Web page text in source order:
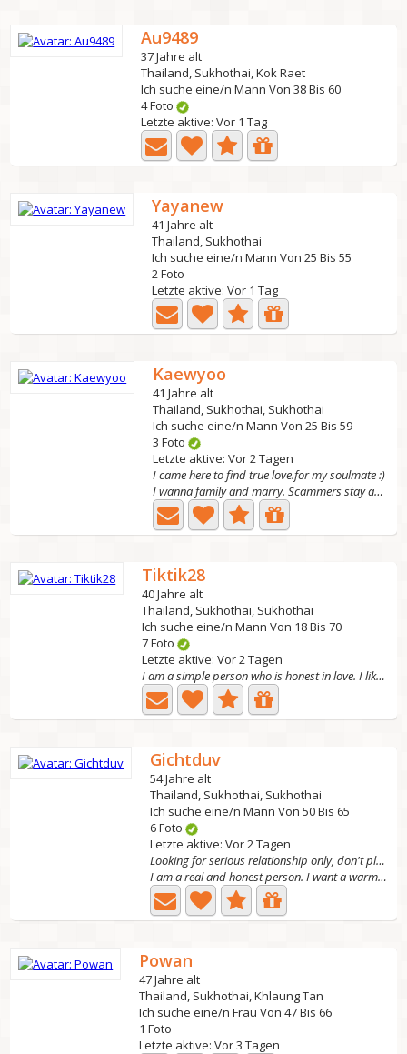
Au9489
37 Jahre alt
Thailand, Sukhothai, Kok Raet
Ich suche eine/n Mann Von 38 Bis 60
4 Foto
Letzte aktive: Vor 1 Tag
Yayanew
41 Jahre alt
Thailand, Sukhothai
Ich suche eine/n Mann Von 25 Bis 55
2 Foto
Letzte aktive: Vor 1 Tag
Kaewyoo
41 Jahre alt
Thailand, Sukhothai, Sukhothai
Ich suche eine/n Mann Von 25 Bis 59
3 Foto
Letzte aktive: Vor 2 Tagen
I came here to find true love.for my soulmate :)
I wanna family and marry. Scammers stay away.
Tiktik28
40 Jahre alt
Thailand, Sukhothai, Sukhothai
Ich suche eine/n Mann Von 18 Bis 70
7 Foto
Letzte aktive: Vor 2 Tagen
I am a simple person who is honest in love. I like to...
Gichtduv
54 Jahre alt
Thailand, Sukhothai, Sukhothai
Ich suche eine/n Mann Von 50 Bis 65
6 Foto
Letzte aktive: Vor 2 Tagen
Looking for serious relationship only, don't play
I am a real and honest person. I want a warm family who...
Powan
47 Jahre alt
Thailand, Sukhothai, Khlaung Tan
Ich suche eine/n Frau Von 47 Bis 66
1 Foto
Letzte aktive: Vor 3 Tagen